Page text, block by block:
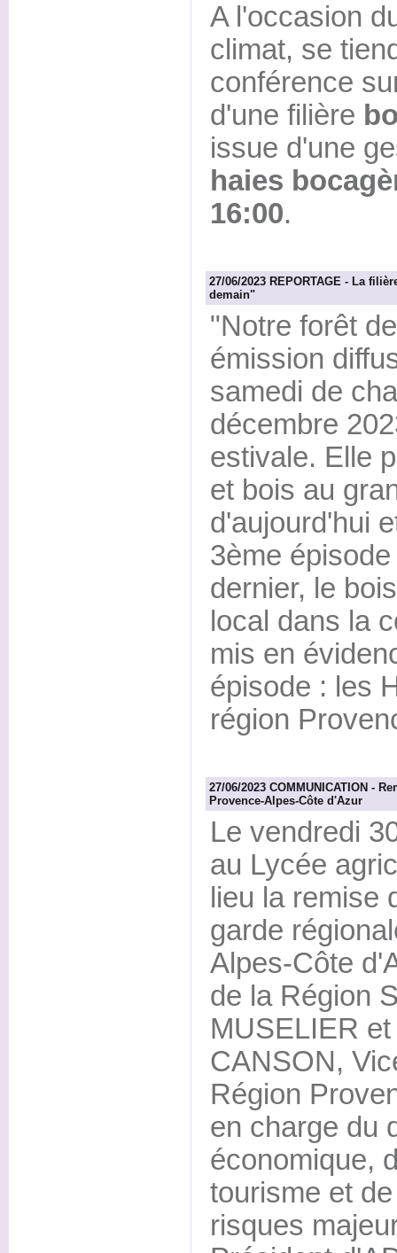
A l'occasion
climat, se
conférence
d'une filière
issue d'une
haies
16:00.
27/06/2023 REPORTAGE - La
demain"
"Notre forêt
émission
samedi de
décembre
estivale. Elle
et bois au
d'aujourd'hui
3ème
dernier, le
local dans la
mis en
épisode : les
région
27/06/2023 COMMUNICATION -
Provence-Alpes-Côte d'Azur
Le vendredi
au Lycée
lieu la remise
garde
Alpes-Côte
de la Région
MUSELIER
CANSON,
Région
en charge du
économique,
tourisme et
risques